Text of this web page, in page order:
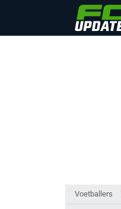
Voetballers